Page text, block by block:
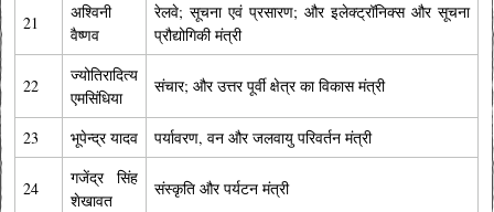
21
अश्विनी
वैष्णव
रेलवे; सूचना एवं प्रसारण; और इलेक्ट्रॉनिक्स और सूचना
प्रौद्योगिकी मंत्री
22
ज्‍योतिरादित्‍य
एमसिंधिया
संचार; और उत्तर पूर्वी क्षेत्र का विकास मंत्री
23 भूपेन्द्र यादव पर्यावरण, वन और जलवायु परिवर्तन मंत्री
24
गजेंद्र सिंह
शेखावत
संस्कृति और पर्यटन मंत्री